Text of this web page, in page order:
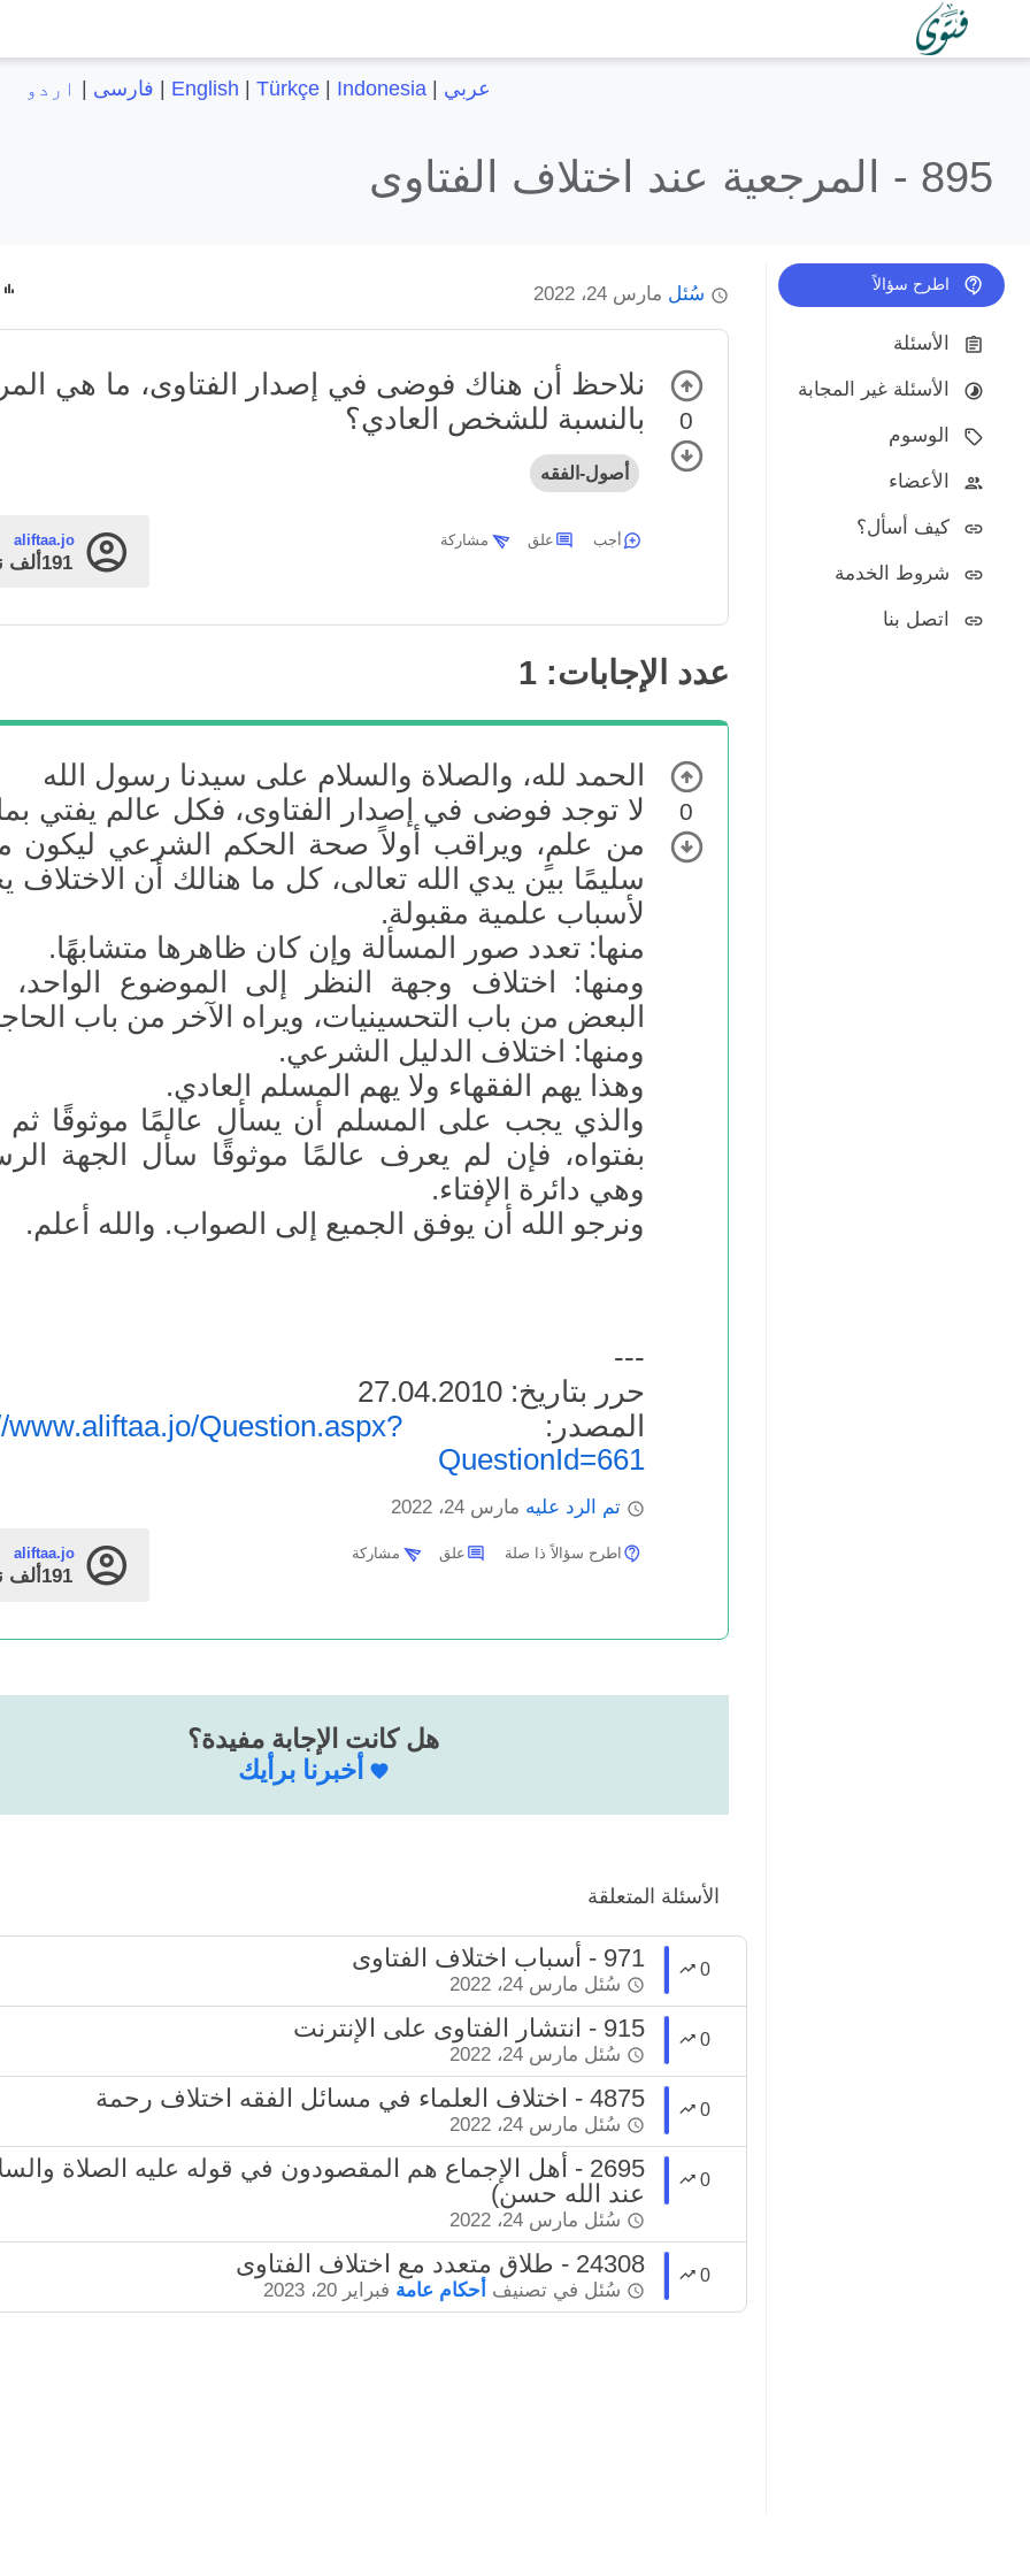
عربي |
English Türkçe| Indonesia فارسی اردو
895 - المرجعية عند اختلاف الفتاوى
اطرح سؤالاً
الأسئلة
الأسئلة غير المجابة
الوسوم
الأعضاء
كيف أسأل؟
شروط الخدمة
اتصل بنا
سُئل مارس 24، 2022
0
نلاحظ أن هناك فوضى في إصدار الفتاوى، ما هي
بالنسبة للشخص العادي؟
أصول-الفقه
aliftaa.jo
191ألف
أجب علق مشاركة
عدد الإجابات: 1
0
الحمد لله، والصلاة والسلام على سيدنا رسول الله
لا توجد فوضى في إصدار الفتاوى، فكل عالم يفتي
من علمٍ، ويراقب أولاً صحة الحكم الشرعي ليكون
سليمًا بين يدي الله تعالى، كل ما هنالك أن
لأسباب علمية مقبولة.
منها: تعدد صور المسألة وإن كان ظاهرها متشابهًا.
ومنها: اختلاف وجهة النظر إلى الموضوع الواحد،
البعض من باب التحسينيات، ويراه الآخر من باب
ومنها: اختلاف الدليل الشرعي.
وهذا يهم الفقهاء ولا يهم المسلم العادي.
والذي يجب على المسلم أن يسأل عالمًا موثوقًا ثم
بفتواه، فإن لم يعرف عالمًا موثوقًا سأل الجهة
وهي دائرة الإفتاء.
ونرجو الله أن يوفق الجميع إلى الصواب. والله أعلم.
---
حرر بتاريخ: 27.04.2010
المصدر:www.aliftaa.jo/Question.aspx?
QuestionId=661
تم الرد عليه مارس 24، 2022
aliftaa.jo
191ألف
اطرح سؤالاً ذا صلة علق مشاركة
هل كانت الإجابة مفيدة؟
أخبرنا برأيك
الأسئلة المتعلقة
0 971 - أسباب اختلاف الفتاوى
سُئل مارس 24، 2022
0 915 - انتشار الفتاوى على الإنترنت
سُئل مارس 24، 2022
0 4875 - اختلاف العلماء في مسائل الفقه اختلاف رحمة
سُئل مارس 24، 2022
0
2695 - أهل الإجماع هم المقصودون في قوله عليه الصلاة
عند الله حسن)
سُئل مارس 24، 2022
0 24308 - طلاق متعدد مع اختلاف الفتاوى
سُئل في تصنيف أحكام عامة فبراير 20، 2023